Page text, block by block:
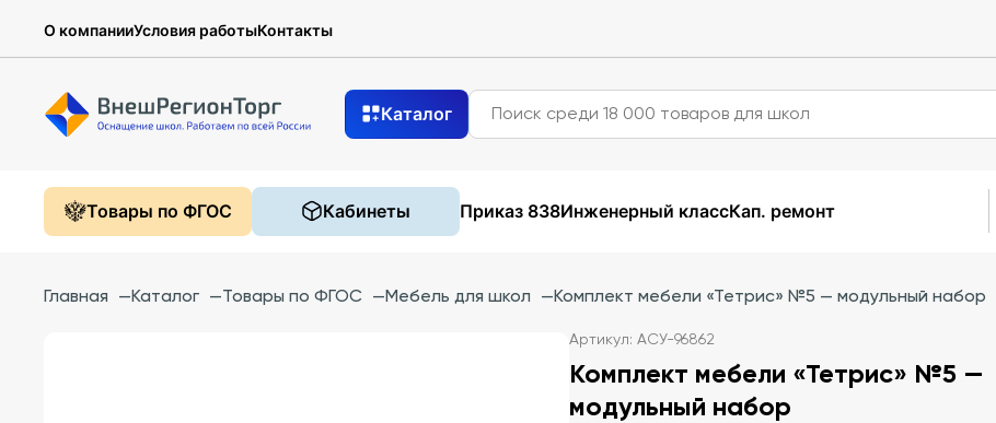
О компанииУсловия работыКонтакты
Каталог
Товары по ФГОС Кабинеты Приказ 838Инженерный классКап. ремонт
Главная —Каталог —Товары по ФГОС —Мебель для школ —Комплект мебели «Тетрис» №5 — модульный набор
Артикул: АСУ-96862
Комплект мебели «Тетрис» №5 —
модульный набор